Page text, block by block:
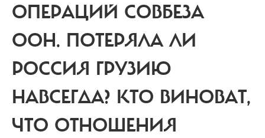
ОПЕРАЦИЙ СОВБЕЗА
ООН. ПОТЕРЯЛА ЛИ
РОССИЯ ГРУЗИЮ
НАВСЕГДА? КТО ВИНОВАТ,
ЧТО ОТНОШЕНИЯ